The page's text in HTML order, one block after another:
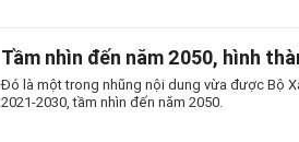
Tầm nhìn đến năm 2050, hình
Đó là một trong nhũng nội dung vừa được Bộ
2021-2030, tầm nhìn đến năm 2050.